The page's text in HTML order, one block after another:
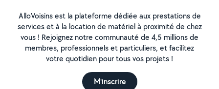
AlloVoisins est la plateforme dédiée aux prestations de
services et à la location de matériel à proximité de chez
vous ! Rejoignez notre communauté de 4,5 millions de
membres, professionnels et particuliers, et facilitez
votre quotidien pour tous vos projets !
M'inscrire